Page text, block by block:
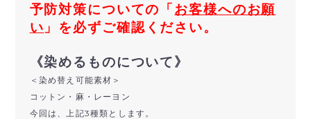
予防対策についての「お客様へのお願
い 」を必ずご確認ください。
《染めるものについて》
＜染め替え可能素材＞
コットン・麻・レーヨン
今回は、上記3種類とします。